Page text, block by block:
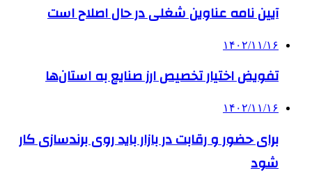
آیین نامه عناوین شغلی در حال اصلاح است
۱۴۰۲/۱۱/۱۶
تفویض اختیار تخصیص ارز صنایع به استان‌ها
۱۴۰۲/۱۱/۱۶
برای حضور و رقابت در بازار باید روی برندسازی کار
شود